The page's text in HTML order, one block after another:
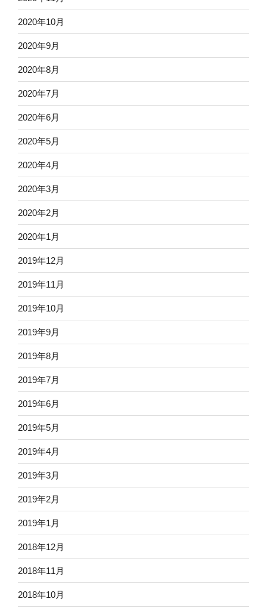
2020年10月
2020年9月
2020年8月
2020年7月
2020年6月
2020年5月
2020年4月
2020年3月
2020年2月
2020年1月
2019年12月
2019年11月
2019年10月
2019年9月
2019年8月
2019年7月
2019年6月
2019年5月
2019年4月
2019年3月
2019年2月
2019年1月
2018年12月
2018年11月
2018年10月